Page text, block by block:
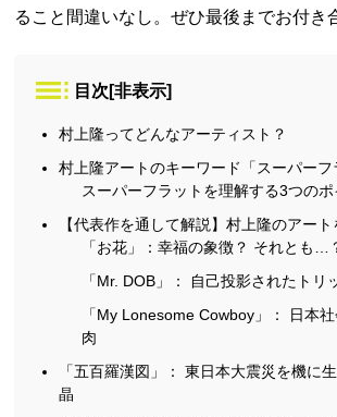
ること間違いなし。ぜひ最後までお付き
目次 [非表示]
村上隆ってどんなアーティスト？
村上隆アートのキーワード「スーパーフ
スーパーフラットを理解する3つのポ
【代表作を通して解説】村上隆のアート
「お花」：幸福の象徴？ それとも…
「Mr. DOB」： 自己投影されたトリ
「My Lonesome Cowboy」： 日本
肉
「五百羅漢図」： 東日本大震災を機に
晶